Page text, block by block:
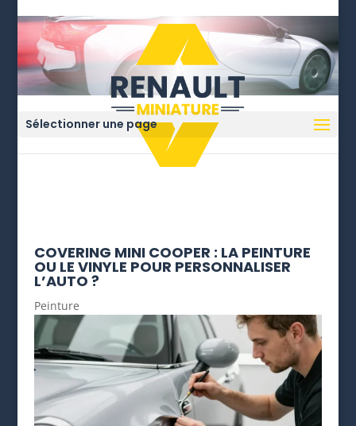
Sélectionner une page
COVERING MINI COOPER : LA PEINTURE
OU LE VINYLE POUR PERSONNALISER
L’AUTO ?
Peinture